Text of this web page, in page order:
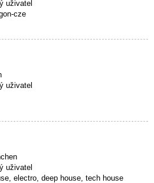
uživatel
cze
uživatel
uživatel
electro, deep house, tech house